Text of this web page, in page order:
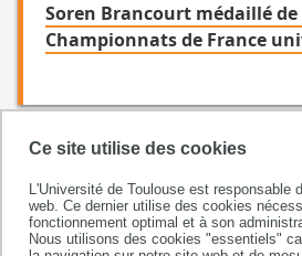
Ce site utilise des cookies
L'Université de Toulouse est responsable
web. Ce dernier utilise des cookies
fonctionnement optimal et à son
Nous utilisons des cookies "essentiels"
Soren Brancourt médaillé
Championnats de France